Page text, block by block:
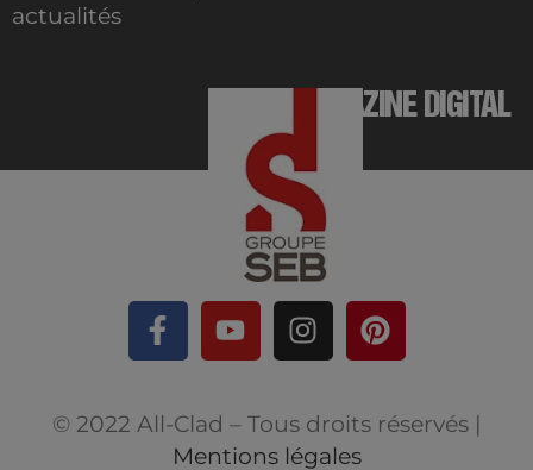
actualités
MAGAZINE DIGITAL
© 2022 All-Clad – Tous droits réservés |
Mentions légales